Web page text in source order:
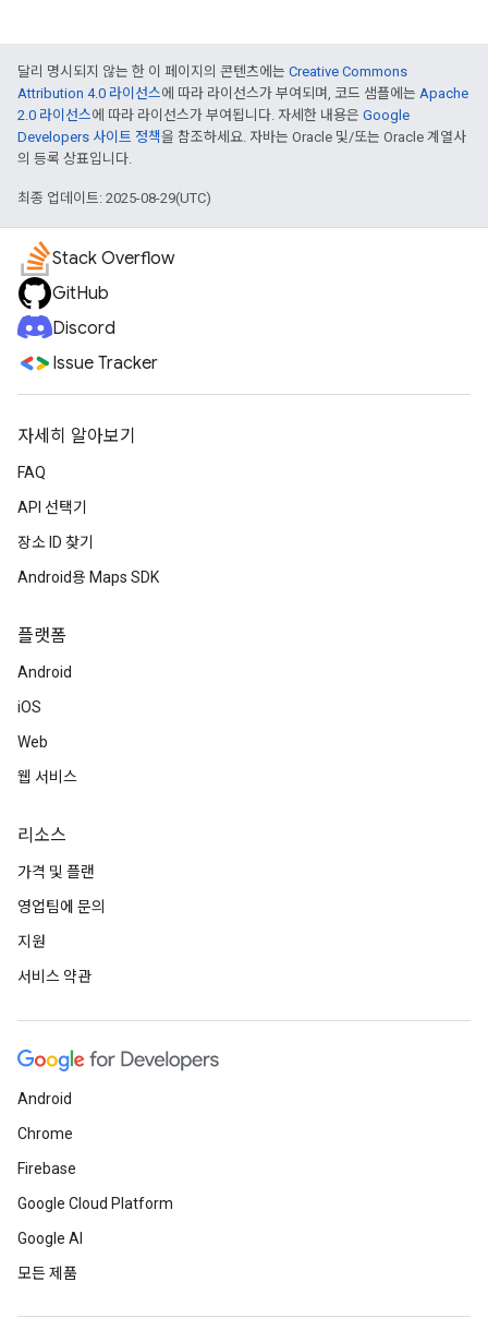
달리 명시되지 않는 한 이 페이지의 콘텐츠에는 Creative Commons
Attribution 4.0 라이선스에 따라 라이선스가 부여되며, 코드 샘플에는 Apache
2.0 라이선스에 따라 라이선스가 부여됩니다. 자세한 내용은 Google
Developers 사이트 정책을 참조하세요. 자바는 Oracle 및/또는 Oracle 계열사
의 등록 상표입니다.
최종 업데이트: 2025-08-29(UTC)
Stack Overflow
GitHub
Discord
Issue Tracker
자세히 알아보기
FAQ
API 선택기
장소 ID 찾기
Android용 Maps SDK
플랫폼
Android
iOS
Web
웹 서비스
리소스
가격 및 플랜
영업팀에 문의
지원
서비스 약관
Android
Chrome
Firebase
Google Cloud Platform
Google AI
모든 제품